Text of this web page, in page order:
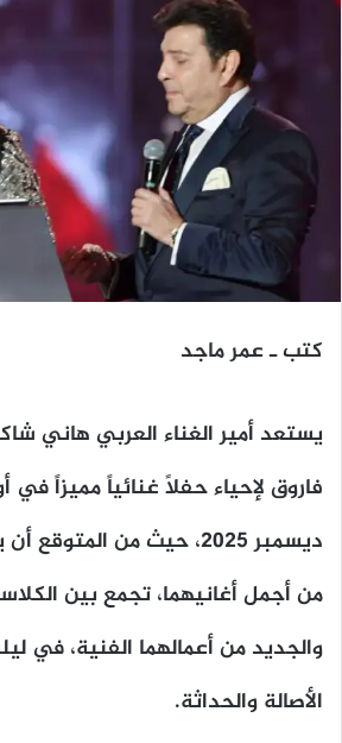
كتب ـ عمر ماجد
يستعد أمير الغناء العربي هاني
ديسمبر 2025، حيث من
من أجمل أغانيهما، تجمع بين
والجديد من أعمالهما الفنية، في
الأصالة والحداثة.